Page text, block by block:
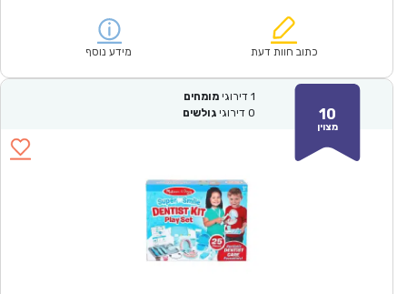
₪171.00.
הוא:
כתוב חוות דעת מידע נוסף
10
מצוין
1 דירוגי מומחים
0 דירוגי גולשים